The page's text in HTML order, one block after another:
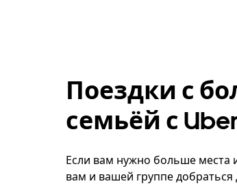
Поездки с
семьёй с
Если вам нужно больше места
вам и вашей группе добраться